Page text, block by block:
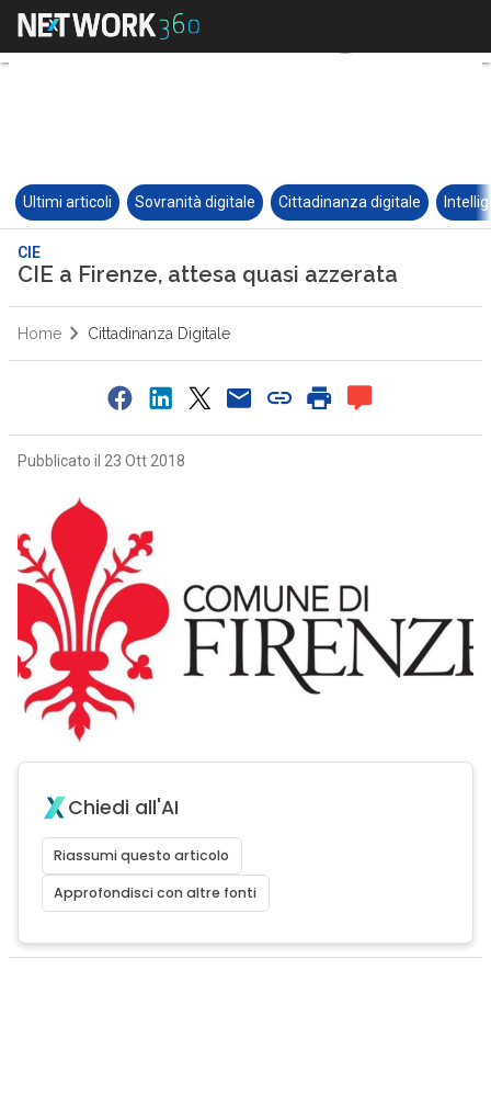
Ultimi articoli Sovranità digitale Cittadinanza digitale
CIE
CIE a Firenze, attesa quasi azzerata
Home Cittadinanza Digitale
Pubblicato il 23 Ott 2018
Chiedi all'AI
Riassumi questo articolo
Approfondisci con altre fonti